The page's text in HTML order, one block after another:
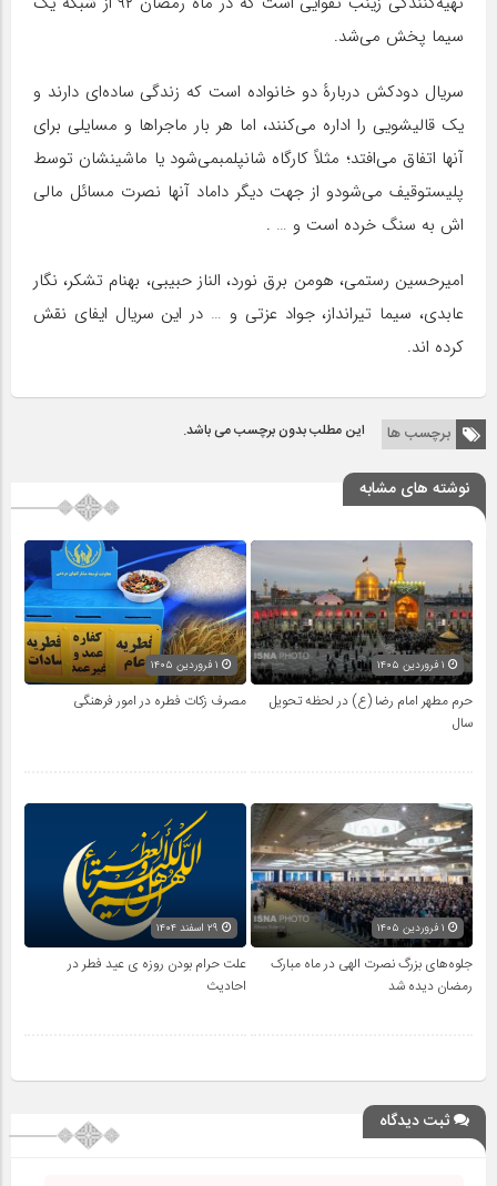
سیما پخش می‌شد.
سریال دودکش دربارهٔ دو خانواده است که زندگی ساده‌ای دارند و
یک قالیشویی را اداره می‌کنند، اما هر بار ماجراها و مسایلی برای
آنها اتفاق می‌افتد؛ مثلاً کارگاه شانپلمبمی‌شود یا ماشینشان توسط
پلیستوقیف می‌شودو از جهت دیگر داماد آنها نصرت مسائل مالی
اش به سنگ خرده است و … .
امیرحسین رستمی، هومن برق نورد، الناز حبیبی، بهنام تشکر، نگار
عابدی، سیما تیرانداز، جواد عزتی و … در این سریال ایفای نقش
کرده اند.
برچسب ها این مطلب بدون برچسب می باشد.
نوشته های مشابه
حرم مطهر امام رضا (ع) در لحظه تحویل
سال
مصرف زکات فطره در امور فرهنگی
جلوه‌های بزرگ نصرت الهی در ماه مبارک
رمضان دیده شد
علت حرام بودن روزه ی عید فطر در
احادیث
ثبت دیدگاه